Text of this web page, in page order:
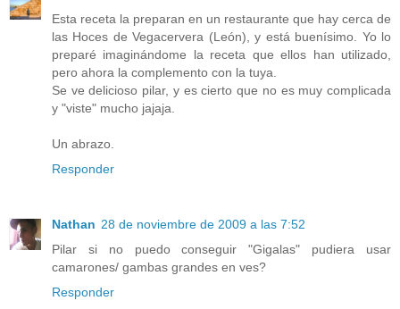
Esta receta la preparan en un restaurante que hay cerca de
las Hoces de Vegacervera (León), y está buenísimo. Yo lo
preparé imaginándome la receta que ellos han utilizado,
pero ahora la complemento con la tuya.
Se ve delicioso pilar, y es cierto que no es muy complicada
y "viste" mucho jajaja.
Un abrazo.
Responder
Nathan 28 de noviembre de 2009 a las 7:52
Pilar si no puedo conseguir "Gigalas" pudiera usar
camarones/ gambas grandes en ves?
Responder